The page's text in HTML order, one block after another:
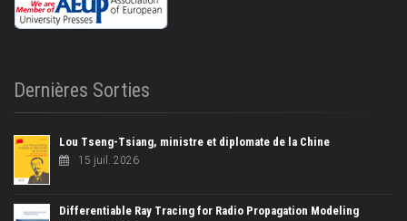
Dernières Sorties
Lou Tseng-Tsiang, ministre et diplomate de la Chine
15 juil. 2026
Differentiable Ray Tracing for Radio Propagation Modeling